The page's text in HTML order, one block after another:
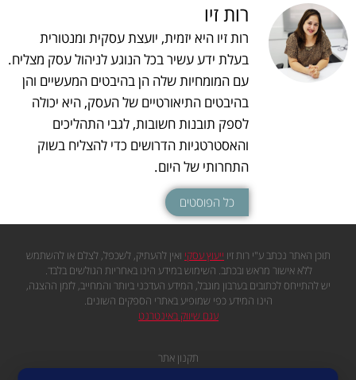
רות זיו
רות זיו היא יזמית, יועצת עסקית ומנטורית
בעלת ידע עשיר בכל הנוגע לניהול עסק מצליח.
עם המומחיות שלה הן בהיבטים המעשיים והן
בהיבטים התיאורטיים של העסק, היא יכולה
לספק תובנות חשובות, לגבי התהליכים
והאסטרטגיות הדרושים כדי להצליח בשוק
התחרותי של היום.
כל הפוסטים
תוכן האתר נכתב ע"י רות זיו ייעוץ עסקי ואין להעתיק, לשכפל, לצלם או להשתמש
ללא אישור מראש ובכתב. השימוש במידע הינו באחריות הגולשים בלבד.
יש להתייחס לכתובים בערבון מוגבל, המידע העדכני ביותר והמחייב, לזמן ההצגה,
הינו המידע כפי שמופיע באתרי הספקים השונים.
עגם שיווק באינטרנט
תקנון אתר